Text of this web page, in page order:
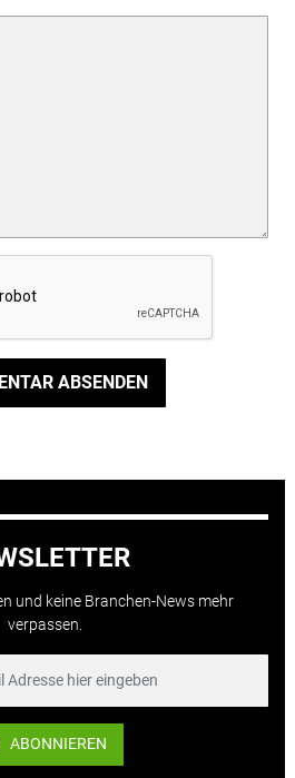
ABSENDEN
und keine Branchen-News mehr
verpassen.
ABONNIEREN